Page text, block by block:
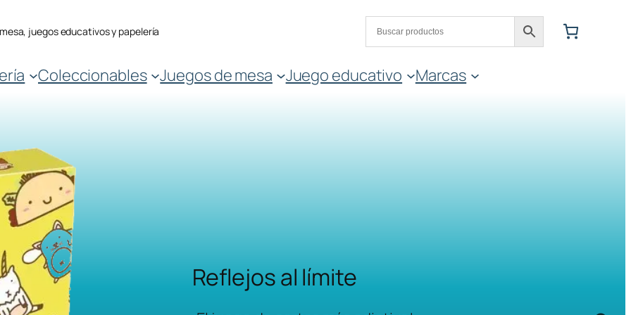
juegos educativos y papelería
Coleccionables Juegos de mesa Juego educativo Marcas
Reflejos al límite